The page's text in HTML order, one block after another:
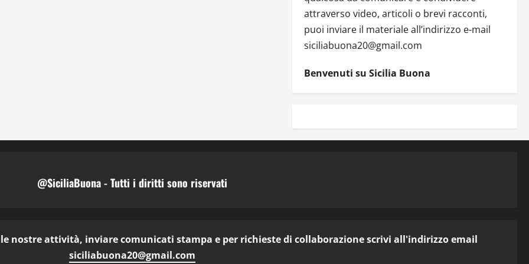
attraverso video, articoli o brevi racconti,
puoi inviare il materiale all’indirizzo e-mail
siciliabuona20@gmail.com
Benvenuti su Sicilia Buona
@SiciliaBuona - Tutti i diritti sono riservati
nostre attività, inviare comunicati stampa e per richieste di collaborazione scrivi all'indirizzo email
siciliabuona20@gmail.com